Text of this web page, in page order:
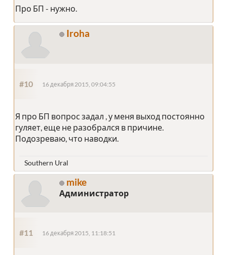
Про БП - нужно.
Iroha
#10 16 декабря 2015, 09:04:55
Я про БП вопрос задал , у меня выход постоянно
гуляет, еще не разобрался в причине.
Подозреваю, что наводки.
Southern Ural
mike
Администратор
#11 16 декабря 2015, 11:18:51